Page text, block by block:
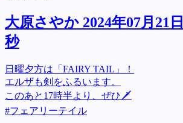
大原さやか 2024年07月21
秒
日曜夕方は「FAIRY TAIL」！
エルザも剣をふるいます。
このあと17時半より、ぜひ🗡️
#フェアリーテイル